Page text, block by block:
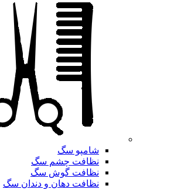
شامپو سگ
نظافت چشم سگ
نظافت گوش سگ
نظافت دهان و دندان سگ